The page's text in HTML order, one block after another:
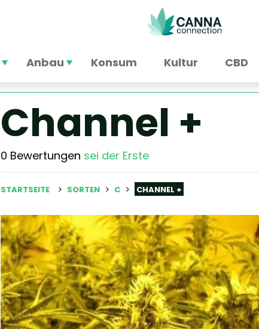
Anbau Konsum Kultur CBD
Channel +
0 Bewertungen sei der Erste
STARTSEITE SORTEN C CHANNEL +